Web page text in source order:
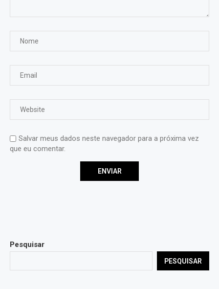
Salvar meus dados neste navegador para a próxima vez
que eu comentar.
Pesquisar
PESQUISAR